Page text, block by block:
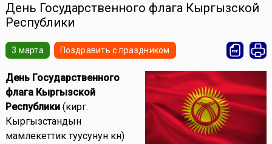
День Государственного флага Кыргызской
Республики
3 марта Поздравить с праздником
День Государственного
флага Кыргызской
Республики(кирг.
Кыргызстандын
мамлекеттик туусунун күнү)